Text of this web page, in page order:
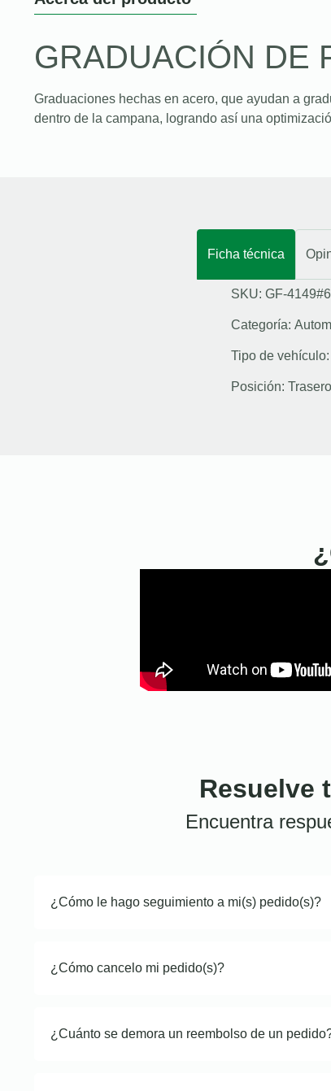
GRADUACIÓN DE
Graduaciones hechas en acero, que ayudan a
dentro de la campana, logrando así una
Ficha técnica
SKU: GF-
Categoría:
Tipo de vehículo:
Posición: Trasero
Resuelve
Encuentra
¿Cómo le hago seguimiento a mi(s) pedido(s)?
¿Cómo cancelo mi pedido(s)?
¿Cuánto se demora un reembolso de un